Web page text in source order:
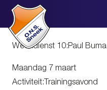
Weekdienst 10:Paul Buma
Maandag 7 maart
Activiteit:Trainingsavond